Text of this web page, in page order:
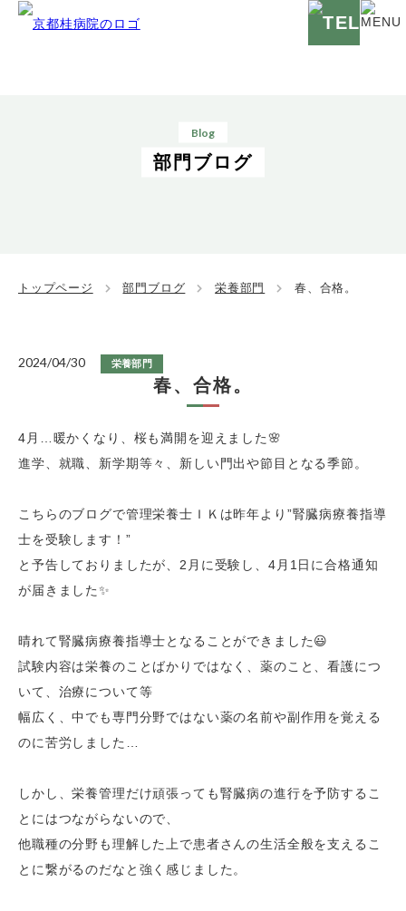
Blog
部門ブログ
トップページ 部門ブログ 栄養部門 春、合格。
2024/04/30 栄養部門
春、合格。
4月…暖かくなり、桜も満開を迎えました🌸
進学、就職、新学期等々、新しい門出や節目となる季節。
こちらのブログで管理栄養士ＩＫは昨年より”腎臓病療養指導
士を受験します！”
と予告しておりましたが、2月に受験し、4月1日に合格通知
が届きました✨
晴れて腎臓病療養指導士となることができました😃
試験内容は栄養のことばかりではなく、薬のこと、看護につ
いて、治療について等
幅広く、中でも専門分野ではない薬の名前や副作用を覚える
のに苦労しました…
しかし、栄養管理だけ頑張っても腎臓病の進行を予防するこ
とにはつながらないので、
他職種の分野も理解した上で患者さんの生活全般を支えるこ
とに繋がるのだなと強く感じました。